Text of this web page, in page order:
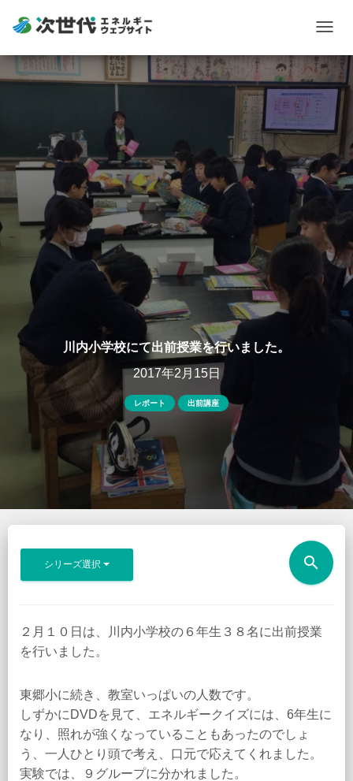
川内小学校にて出前授業を行いました。
2017年2月15日
レポート 出前講座
シリーズ選択 search
２月１０日は、川内小学校の６年生３８名に出前授業
を行いました。
東郷小に続き、教室いっぱいの人数です。
しずかにDVDを見て、エネルギークイズには、6年生に
なり、照れが強くなっていることもあったのでしょ
う、一人ひとり頭で考え、口元で応えてくれました。
実験では、９グループに分かれました。